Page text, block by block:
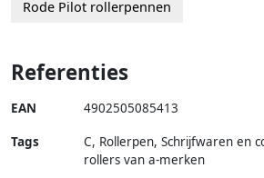
Rode Pilot rollerpennen
Referenties
EAN 4902505085413
Tags
C, Rollerpen, Schrijfwaren en
rollers van a-merken